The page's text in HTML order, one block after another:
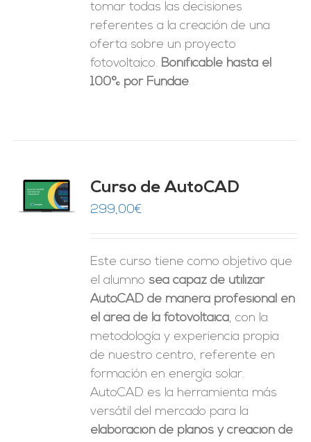
tomar todas las decisiones
referentes a la creación de una
oferta sobre un proyecto
fotovoltaico. Bonificable hasta el
100% por Fundae.
Curso de AutoCAD
299,00€
Este curso tiene como objetivo que
el alumno sea capaz de utilizar
AutoCAD de manera profesional en
el área de la fotovoltaica, con la
metodología y experiencia propia
de nuestro centro, referente en
formación en energía solar.
AutoCAD es la herramienta más
versátil del mercado para la
elaboración de planos y creación de